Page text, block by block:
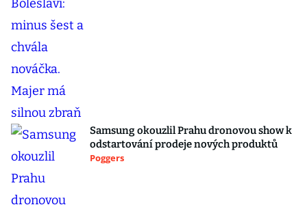
Samsung okouzlil Prahu dronovou show k
odstartování prodeje nových produktů
Poggers